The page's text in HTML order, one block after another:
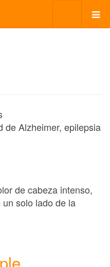
de Alzheimer, epilepsia
de cabeza intenso,
solo lado de la